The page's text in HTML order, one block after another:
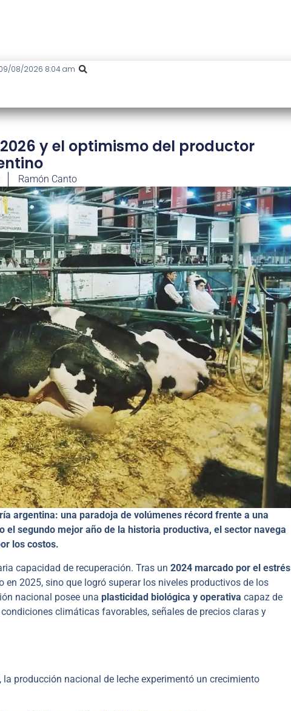
08/2026 8:04 am
y el optimismo del productor
Ramón Canto
argentina: una paradoja de volúmenes récord frente a una
segundo mejor año de la historia productiva, el sector navega
los costos.
capacidad de recuperación. Tras un 2024 marcado por el estrés
en 2025, sino que logró superar los niveles productivos de los
nacional posee una plasticidad biológica y operativa capaz de
climáticas favorables, señales de precios claras y
, la producción nacional de leche experimentó un crecimiento